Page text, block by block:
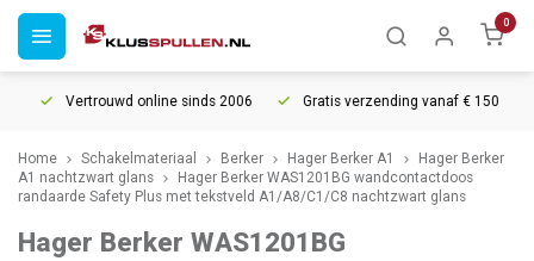
0
Vertrouwd online sinds 2006 Gratis verzending vanaf € 150
Home Schakelmateriaal Berker Hager Berker A1
Hager Berker
A1 nachtzwart glans
Hager Berker WAS1201BG wandcontactdoos
randaarde Safety Plus met tekstveld A1/A8/C1/C8 nachtzwart glans
Hager Berker WAS1201BG